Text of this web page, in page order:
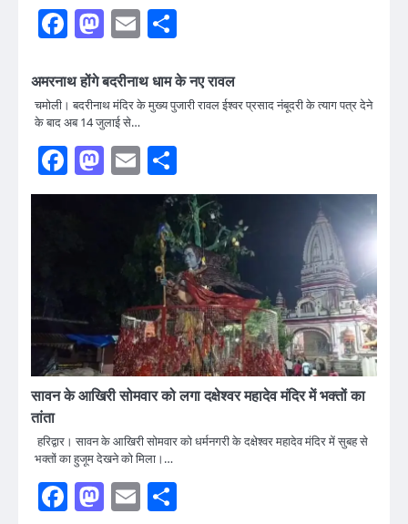
Facebook
Mastodon
Email
अमरनाथ होंगे बदरीनाथ धाम के नए रावल
चमोली। बदरीनाथ मंदिर के मुख्य पुजारी रावल ईश्वर प्रसाद नंबूदरी के त्याग पत्र देने
के बाद अब 14 जुलाई से…
Facebook
Mastodon
Email
सावन के आखिरी सोमवार को लगा दक्षेश्वर महादेव मंदिर में भक्तों का
तांता
हरिद्वार। सावन के आखिरी सोमवार को धर्मनगरी के दक्षेश्वर महादेव मंदिर में सुबह से
भक्तों का हुजूम देखने को मिला।…
Facebook
Mastodon
Email